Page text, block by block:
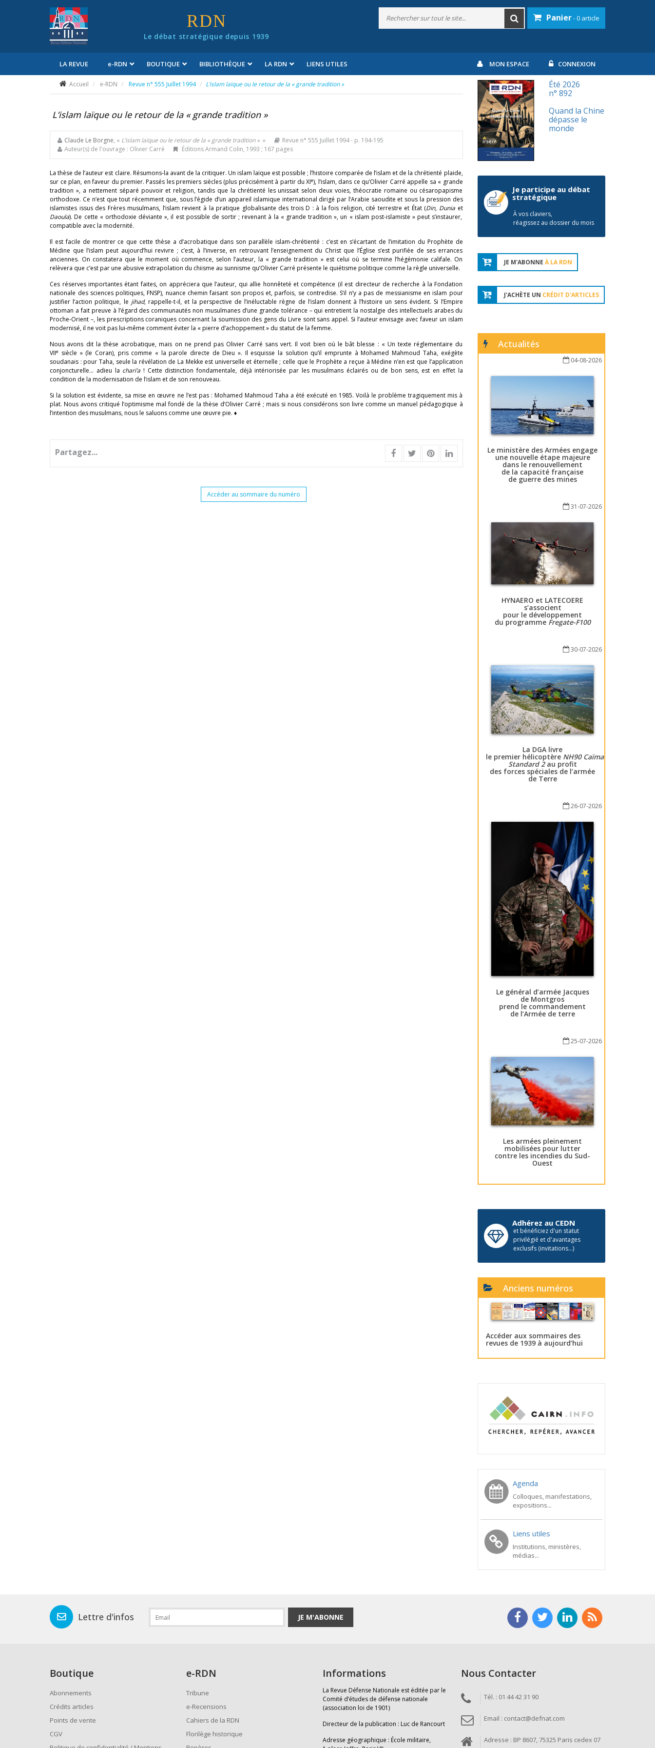
RDN
Le débat stratégique depuis 1939
Panier- 0 article
LA REVUE e-RDN BOUTIQUE BIBLIOTHÈQUE LA RDN LIENS UTILES MON ESPACE CONNEXION
Accueil e-RDN Revue n° 555 Juillet 1994 L’islam laïque ou le retour de la « grande tradition »
L’islam laïque ou le retour de la « grande tradition »
Claude Le Borgne, « L’islam laïque ou le retour de la « grande tradition » » Revue n° 555 Juillet 1994- p. 194-195
Auteur(s) de l'ouvrage : Olivier Carré
Éditions Armand Colin, 1993 ; 167 pages
La thèse de l’auteur est claire. Résumons-la avant de la critiquer. Un islam laïque est possible ; l’histoire comparée de l’islam et de la chrétienté plaide,
sur ce plan, en faveur du premier. Passés les premiers siècles (plus précisément à partir du XIe), l’islam, dans ce qu’Olivier Carré appelle sa « grande
tradition », a nettement séparé pouvoir et religion, tandis que la chrétienté les unissait selon deux voies, théocratie romaine ou césaropapisme
orthodoxe. Ce n’est que tout récemment que, sous l’égide d’un appareil islamique international dirigé par l’Arabie saoudite et sous la pression des
islamistes issus des Frères musulmans, l’islam revient à la pratique globalisante des trois D : à la fois religion, cité terrestre et État (Din, Dunia et
Daoula). De cette « orthodoxie déviante », il est possible de sortir ; revenant à la « grande tradition », un « islam post-islamiste » peut s’instaurer,
compatible avec la modernité.
Il est facile de montrer ce que cette thèse a d’acrobatique dans son parallèle islam-chrétienté : c’est en s’écartant de l’imitation du Prophète de
Médine que l’islam peut aujourd’hui revivre ; c’est, à l’inverse, en retrouvant l’enseignement du Christ que l’Église s’est purifiée de ses errances
anciennes. On constatera que le moment où commence, selon l’auteur, la « grande tradition » est celui où se termine l’hégémonie califale. On
relèvera que c’est par une abusive extrapolation du chiisme au sunnisme qu’Olivier Carré présente le quiétisme politique comme la règle universelle.
Ces réserves importantes étant faites, on appréciera que l’auteur, qui allie honnêteté et compétence (il est directeur de recherche à la Fondation
nationale des sciences politiques, FNSP), nuance chemin faisant son propos et, parfois, se contredise. S’il n’y a pas de messianisme en islam pour
justifier l’action politique, le jihad, rappelle-t-il, et la perspective de l’inéluctable règne de l’islam donnent à l’histoire un sens évident. Si l’Empire
ottoman a fait preuve à l’égard des communautés non musulmanes d’une grande tolérance – qui entretient la nostalgie des intellectuels arabes du
Proche-Orient –, les prescriptions coraniques concernant la soumission des gens du Livre sont sans appel. Si l’auteur envisage avec faveur un islam
modernisé, il ne voit pas lui-même comment éviter la « pierre d’achoppement » du statut de la femme.
Nous avons dit la thèse acrobatique, mais on ne prend pas Olivier Carré sans vert. Il voit bien où le bât blesse : « Un texte réglementaire du
VIIe siècle » (le Coran), pris comme « la parole directe de Dieu ». Il esquisse la solution qu’il emprunte à Mohamed Mahmoud Taha, exégète
soudanais : pour Taha, seule la révélation de La Mekke est universelle et éternelle ; celle que le Prophète a reçue à Médine n’en est que l’application
conjoncturelle… adieu la chari’a ! Cette distinction fondamentale, déjà intériorisée par les musulmans éclairés ou de bon sens, est en effet la
condition de la modernisation de l’islam et de son renouveau.
Si la solution est évidente, sa mise en œuvre ne l’est pas : Mohamed Mahmoud Taha a été exécuté en 1985. Voilà le problème tragiquement mis à
plat. Nous avons critiqué l’optimisme mal fondé de la thèse d’Olivier Carré ; mais si nous considérons son livre comme un manuel pédagogique à
l’intention des musulmans, nous le saluons comme une œuvre pie. ♦
Partagez...
Accéder au sommaire du numéro
Été 2026
n° 892
Quand la Chine
dépasse le
monde
Je participe au débat
stratégique
À vos claviers,
réagissez au dossier du mois
JE M'ABONNE À LA RDN
J'ACHÈTE UN CRÉDIT D'ARTICLES
Actualités
04-08-2026
Le ministère des Armées engage
une nouvelle étape majeure
dans le renouvellement
de la capacité française
de guerre des mines
31-07-2026
HYNAERO et LATECOERE
s’associent
pour le développement
du programme Fregate-F100
30-07-2026
La DGA livre
le premier hélicoptère NH90 Caïman
Standard 2au profit
des forces spéciales de l’armée
de Terre
26-07-2026
Le général d’armée Jacques
de Montgros
prend le commandement
de l’Armée de terre
25-07-2026
Les armées pleinement
mobilisées pour lutter
contre les incendies du Sud-
Ouest
Adhérez au CEDN
et bénéficiez d'un statut
privilégié et d'avantages
exclusifs (invitations...)
Anciens numéros
Accéder aux sommaires des
revues de 1939 à aujourd’hui
Agenda
Colloques, manifestations,
expositions...
Liens utiles
Institutions, ministères,
médias...
Lettre d'infos JE M'ABONNE
Boutique
Abonnements
Crédits articles
Points de vente
CGV
e-RDN
Tribune
e-Recensions
Cahiers de la RDN
Florilège historique
Informations
La Revue Défense Nationale est éditée par le
Comité d’études de défense nationale
(association loi de 1901)
Directeur de la publication : Luc de Rancourt
Adresse géographique : École militaire,
Nous Contacter
Tél. : 01 44 42 31 90
Email : contact@defnat.com
Adresse : BP 8607, 75325 Paris cedex 07